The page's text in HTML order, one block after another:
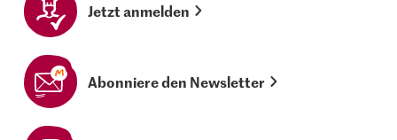
Jetzt anmelden
Abonniere den Newsletter